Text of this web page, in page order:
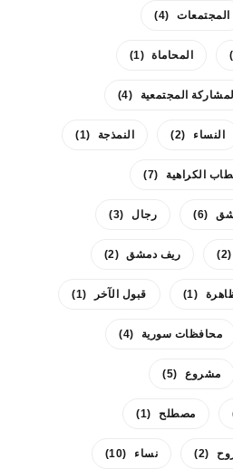
المجتمعات (4)
المحاماة (1)
المشاركة المجتمعية (4)
النساء (2) النمذجة (1)
الكراهية (7)
(6) رجال (3)
(2) ريف دمشق (2)
(1) قبول الآخر (1)
محافظات سورية (4)
مشروع (5)
مصطلح (1)
(2) نساء (10)